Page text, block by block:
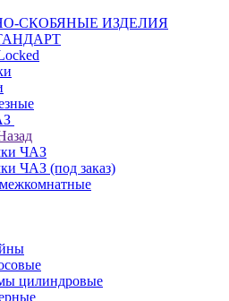
СКОБЯНЫЕ ИЗДЕЛИЯ
ЧАЗ
ЧАЗ (под заказ)
цилиндровые